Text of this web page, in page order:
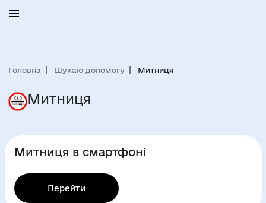
Головна Шукаю допомогу Митниця
Митниця
Митниця в смартфоні
Перейти